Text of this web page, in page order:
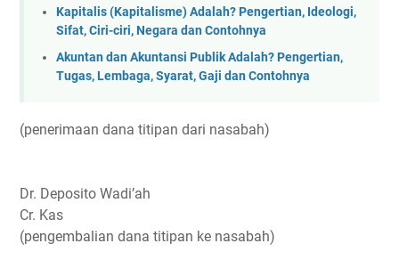
Kapitalis (Kapitalisme) Adalah? Pengertian, Ideologi,
Sifat, Ciri-ciri, Negara dan Contohnya
Akuntan dan Akuntansi Publik Adalah? Pengertian,
Tugas, Lembaga, Syarat, Gaji dan Contohnya
(penerimaan dana titipan dari nasabah)
Dr. Deposito Wadi’ah
Cr. Kas
(pengembalian dana titipan ke nasabah)